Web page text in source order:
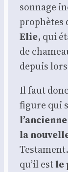
son­nage
pro­phètes
Elie, qui
de
depuis
Il faut
figure qui
la
qu’il estle